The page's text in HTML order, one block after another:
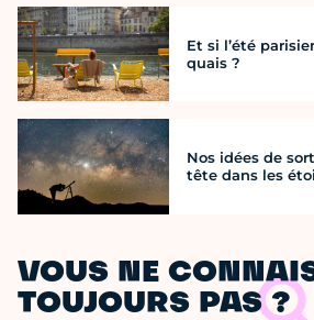
Et si l’été
quais ?
Nos idées de
tête dans les
VOUS NE
TOUJOURS PAS ?